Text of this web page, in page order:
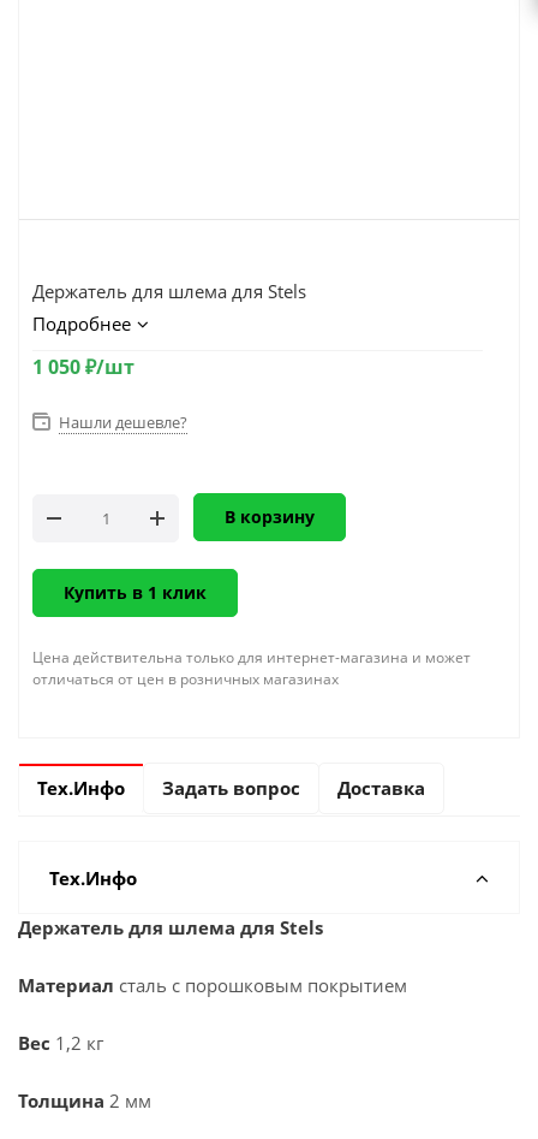
Держатель для шлема для Stels
Подробнее
1 050₽/шт
Нашли дешевле?
В корзину
Купить в 1 клик
Цена действительна только для интернет-магазина и может
отличаться от цен в розничных магазинах
Тех.Инфо Задать вопрос Доставка
Тех.Инфо
Держатель для шлема для Stels
Материал сталь с порошковым покрытием
Вес 1,2 кг
Толщина 2 мм